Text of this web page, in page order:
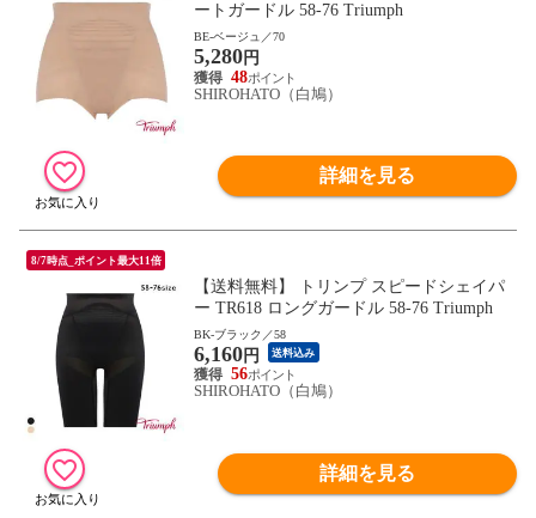
ートガードル 58-76 Triumph
BE-ベージュ／70
5,280円
48
SHIROHATO（白鳩）
詳細を見る
8/7時点_ポイント最大11倍
【送料無料】 トリンプ スピードシェイパ
ー TR618 ロングガードル 58-76 Triumph
BK-ブラック／58
6,160円 送料込み
56
SHIROHATO（白鳩）
詳細を見る